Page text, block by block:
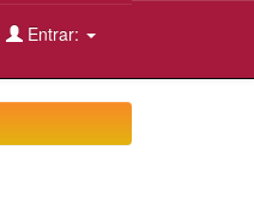
Entrar: